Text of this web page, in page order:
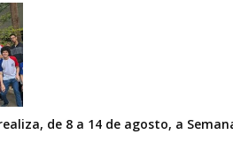
de 8 a 14 de agosto, a